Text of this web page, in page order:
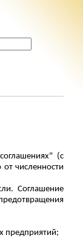
(с
численности
Соглашение
предприятий;